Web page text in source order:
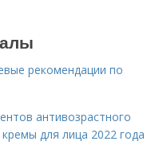
рекомендации по
антивозрастного
для лица 2022 года